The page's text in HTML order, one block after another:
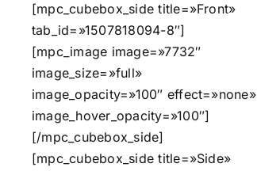
[mpc_cubebox_side title=»Front»
tab_id=»1507818094-8″]
[mpc_image image=»7732″
image_size=»full»
image_opacity=»100″ effect=»none»
image_hover_opacity=»100″]
[/mpc_cubebox_side]
[mpc_cubebox_side title=»Side»